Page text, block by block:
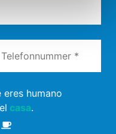
humano
casa.